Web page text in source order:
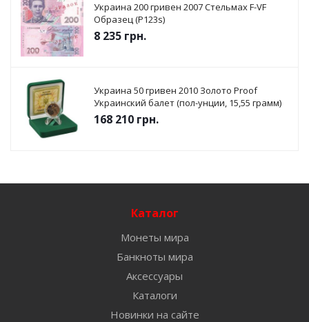
Украина 200 гривен 2007 Стельмах F-VF
Образец (P123s)
8 235 грн.
Украина 50 гривен 2010 Золото Proof
Украинский балет (пол-унции, 15,55 грамм)
168 210 грн.
Каталог
Монеты мира
Банкноты мира
Аксессуары
Каталоги
Новинки на сайте